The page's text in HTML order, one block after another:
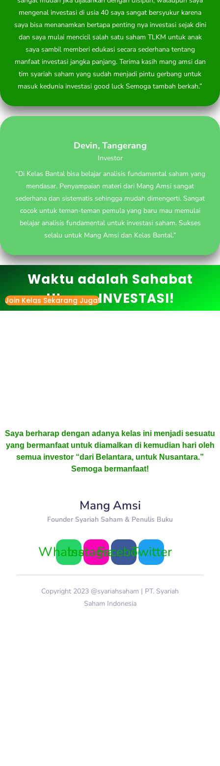
mengenal investasi di usia 40 saya sangat bersyukur karena
saya bisa menanamkan bertapa penting nya investasi sejak dini
dan saya mulai mencicil salah satu saham TLKM untuk anak
saya sambil memberi edukasi secara sederhana tentang
manfaat investasi jangka panjang. Terima kasih mang amsi dan
tim syariah saham yang sudah menjadi pintu gerbang untuk
masuk kedunia investasi good luck Semoga tambah berkah.”
Devin, Tangerang
Investor
“Di Kelas Bantal bisa belajar analisis fundamental saham yang
mendasar. Penyampaian materi dari Mang Amsi sangat
sederhana dan sistematis sehingga mudah dimengerti. Sangat
cocok untuk teman-teman pemula yang baru mau memulai
belajar analisis fundamental untuk investasi saham. Sukses
selalu untuk Mang Amsi dan Kelas Bantal.”
Waktu adalah Sahabat
Utama INVESTASI!
Join Kelas Sekarang Juga!
Saya berharap dengan adanya kelas ini menjadi sesuatu
yang bermanfaat untuk diamalkan di kemudian hari oleh
semua investor “dari Belantara, untuk Nusantara.”
Semoga bermanfaat!
Mang Amsi
Founder Syariah Saham & Penulis Buku
Whatsapp
Instagram
FacebookTwitter
Copyright 2023 @syariahsaham | PT. Syariah
Saham Indonesia